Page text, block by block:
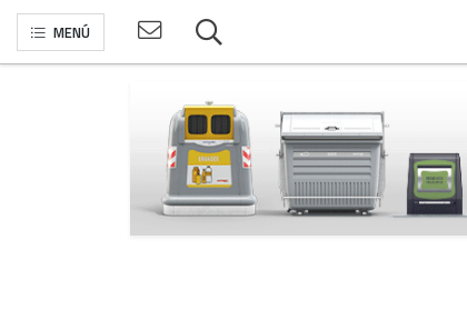
MENÚ